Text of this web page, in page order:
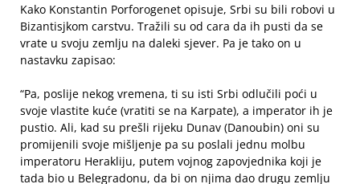
Kako Konstantin Porforogenet opisuje, Srbi su bili robovi u
Bizantisjkom carstvu. Tražili su od cara da ih pusti da se
vrate u svoju zemlju na daleki sjever. Pa je tako on u
nastavku zapisao:
“Pa, poslije nekog vremena, ti su isti Srbi odlučili poći u
svoje vlastite kuće (vratiti se na Karpate), a imperator ih je
pustio. Ali, kad su prešli rijeku Dunav (Danoubin) oni su
promijenili svoje mišljenje pa su poslali jednu molbu
imperatoru Herakliju, putem vojnog zapovjednika koji je
tada bio u Belegradonu, da bi on njima dao drugu zemlju